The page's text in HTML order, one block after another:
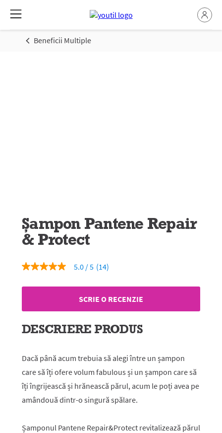
Beneficii Multiple
Șampon Pantene Repair
& Protect
5.0
5
medie
evaluării.
Read
Același
de
pagină.
5.0 (14)
SCRIE O RECENZIE
DESCRIERE PRODUS
Dacă până acum trebuia să alegi între un șampon
care să îți ofere volum fabulous și un șampon care să
îți îngrijească și hrănească părul, acum le poți avea pe
amândouă dintr-o singură spălare.
Șamponul Pantene Repair&Protect revitalizează părul